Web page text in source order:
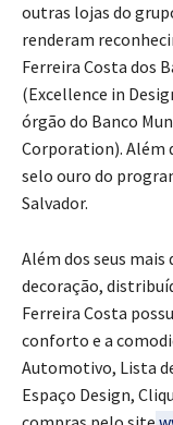
outras lojas do
renderam
Ferreira Costa dos
(Excellence in
órgão do Banco
Corporation). Além
selo ouro do
Salvador.
Além dos seus
decoração,
Ferreira Costa
conforto e a
Automotivo, Lista
Espaço Design,